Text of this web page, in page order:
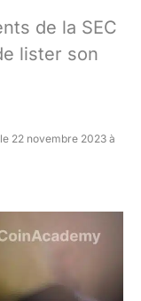
de la SEC
lister son
22 novembre 2023 à